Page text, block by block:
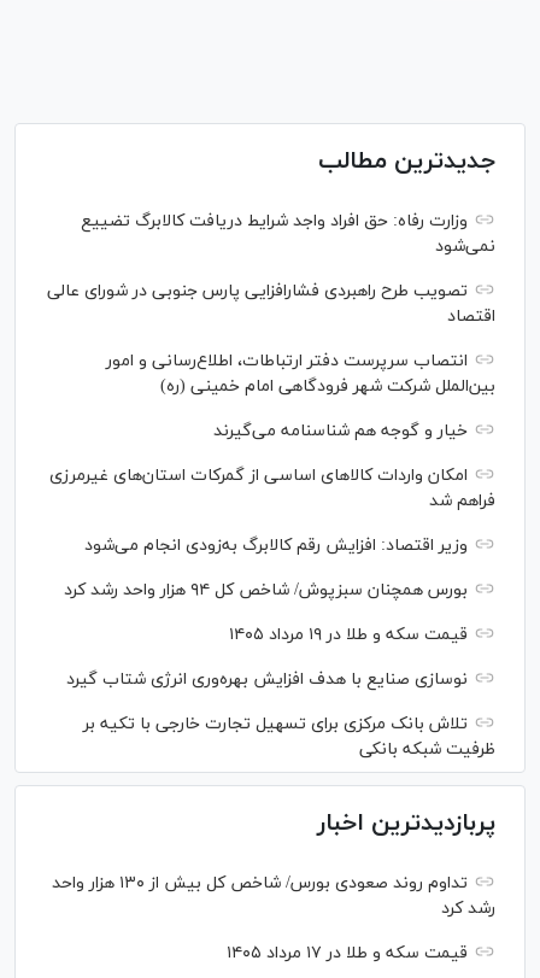
جدیدترین مطالب
وزارت رفاه: حق افراد واجد شرایط دریافت کالابرگ تضییع
نمی‌شود
تصویب طرح راهبردی فشارافزایی پارس جنوبی در شورای عالی
اقتصاد
انتصاب سرپرست دفتر ارتباطات، اطلاع‌رسانی و امور
بین‌الملل شرکت شهر فرودگاهی امام خمینی (ره)
خیار و گوجه هم شناسنامه می‌گیرند
امکان واردات کالا‌های اساسی از گمرکات استان‌های غیرمرزی
فراهم شد
وزیر اقتصاد: افزایش رقم کالابرگ به‌زودی انجام می‌شود
بورس همچنان سبزپوش/ شاخص کل ۹۴ هزار واحد رشد کرد
قیمت سکه و طلا در ۱۹ مرداد ۱۴۰۵
نوسازی صنایع با هدف افزایش بهره‌وری انرژی شتاب گیرد
تلاش بانک مرکزی برای تسهیل تجارت خارجی با تکیه بر
ظرفیت شبکه بانکی
پربازدیدترین اخبار
تداوم روند صعودی بورس/ شاخص کل بیش از ۱۳۰ هزار واحد
رشد کرد
قیمت سکه و طلا در ۱۷ مرداد ۱۴۰۵